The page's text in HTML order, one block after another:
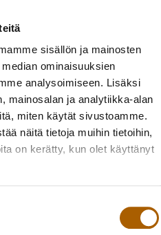
sisällön ja mainosten
ominaisuuksien
analysoimiseen. Lisäksi
mainosalan ja analytiikka-alan
miten käytät sivustoamme.
näitä tietoja muihin tietoihin,
on kerätty, kun olet käyttänyt
tekemiseen ja kirjaston
Kivipirtti, Meijerikatu 3.
tapaamista (tai kaikkiin